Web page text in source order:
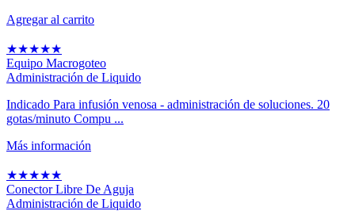
Agregar al carrito
★★★★★
Equipo Macrogoteo
Administración de Liquido
Indicado Para infusión venosa - administración de soluciones. 20
gotas/minuto Compu ...
Más información
★★★★★
Conector Libre De Aguja
Administración de Liquido